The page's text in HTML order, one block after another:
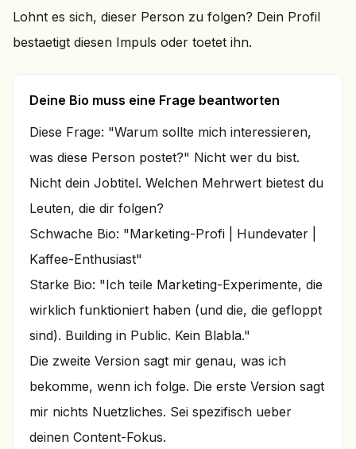
Lohnt es sich, dieser Person zu folgen? Dein Profil
bestaetigt diesen Impuls oder toetet ihn.
Deine Bio muss eine Frage beantworten
Diese Frage: "Warum sollte mich interessieren,
was diese Person postet?" Nicht wer du bist.
Nicht dein Jobtitel. Welchen Mehrwert bietest du
Leuten, die dir folgen?
Schwache Bio: "Marketing-Profi | Hundevater |
Kaffee-Enthusiast"
Starke Bio: "Ich teile Marketing-Experimente, die
wirklich funktioniert haben (und die, die gefloppt
sind). Building in Public. Kein Blabla."
Die zweite Version sagt mir genau, was ich
bekomme, wenn ich folge. Die erste Version sagt
mir nichts Nuetzliches. Sei spezifisch ueber
deinen Content-Fokus.